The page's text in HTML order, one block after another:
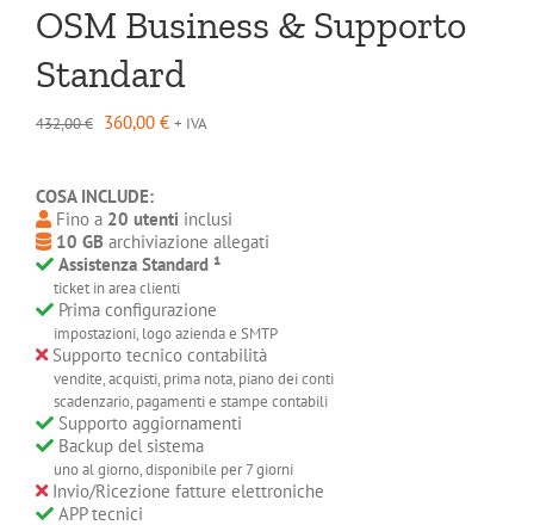
OSM Business & Supporto
Standard
432,00€ Il
era:
432,00 €.
360,00 €Il
360,00 €.
+ IVA
COSA INCLUDE:
Fino a 20 utenti inclusi
10 GB archiviazione allegati
Assistenza Standard ¹
ticket in area clienti
Prima configurazione
impostazioni, logo azienda e SMTP
Supporto tecnico contabilità
vendite, acquisti, prima nota, piano dei conti
scadenzario, pagamenti e stampe contabili
Supporto aggiornamenti
Backup del sistema
uno al giorno, disponibile per 7 giorni
Invio/Ricezione fatture elettroniche
APP tecnici